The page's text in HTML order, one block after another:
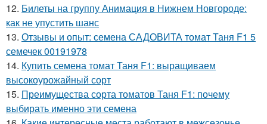
12. Билеты на группу Анимация в Нижнем Новгороде:
как не упустить шанс
13. Отзывы и опыт: семена САДОВИТА томат Таня F1 5
семечек 00191978
14. Купить семена томат Таня F1: выращиваем
высокоурожайный сорт
15. Преимущества сорта томатов Таня F1: почему
выбирать именно эти семена